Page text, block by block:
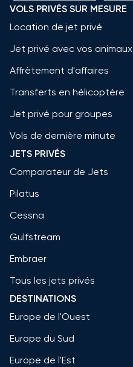
VOLS PRIVÉS SUR MESURE
Location de jet privé
Jet privé avec vos animaux
Affrètement d'affaires
Transferts en hélicoptère
Jet privé pour groupes
Vols de dernière minute
JETS PRIVÉS
Comparateur de Jets
Pilatus
Cessna
Gulfstream
Embraer
Tous les jets privés
DESTINATIONS
Europe de l'Ouest
Europe du Sud
Europe de l'Est